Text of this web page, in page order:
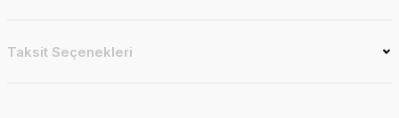
Taksit Seçenekleri